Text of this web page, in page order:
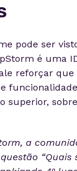
pode ser
é uma
reforçar
superior,
a